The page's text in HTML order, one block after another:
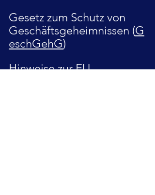
Gesetz zum Schutz von
Geschäftsgeheimnissen (G
eschGehG)
Hinweise zur EU-